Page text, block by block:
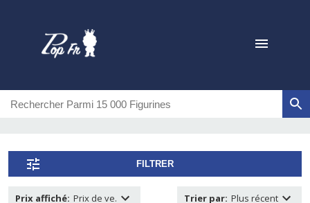
FILTRER
Prix affiché: Prix de ve. Trier par: Plus récent